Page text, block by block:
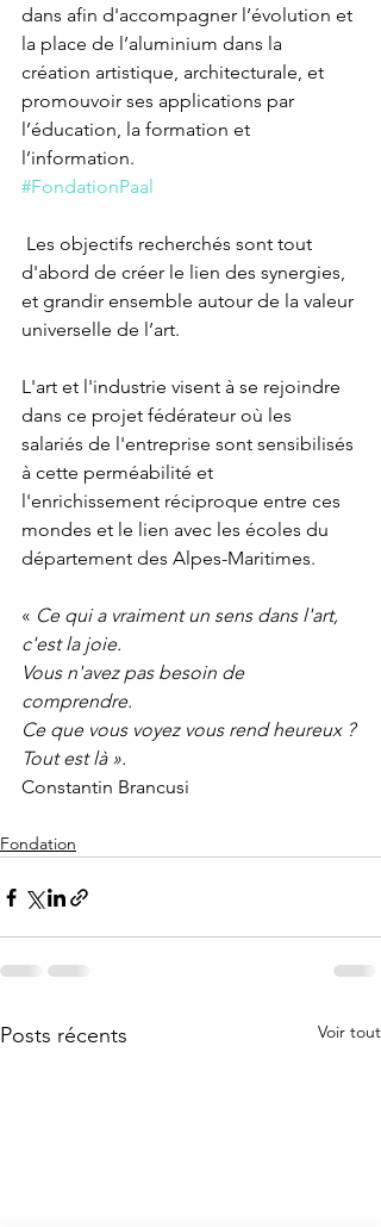
dans afin d'accompagner l’évolution et
la place de l’aluminium dans la
création artistique, architecturale, et
promouvoir ses applications par
l’éducation, la formation et
l’information.
#FondationPaal
d'abord de créer le lien des synergies,
et grandir ensemble autour de la valeur
universelle de l’art.
L'art et l'industrie visent à se rejoindre
dans ce projet fédérateur où les
salariés de l'entreprise sont sensibilisés
à cette perméabilité et
l'enrichissement réciproque entre ces
mondes et le lien avec les écoles du
département des Alpes-Maritimes.
« Ce qui a vraiment un sens dans l'art,
c'est la joie.
Vous n'avez pas besoin de
comprendre.
Ce que vous voyez vous rend heureux ?
Tout est là ».
Constantin Brancusi
Fondation
Posts récents Voir tout